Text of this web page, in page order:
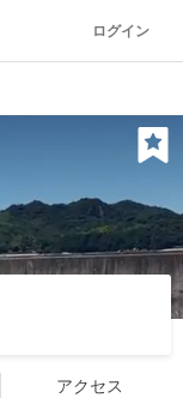
ログイン
アクセス